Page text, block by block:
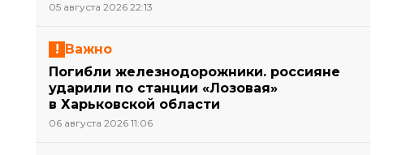
05 августа 2026 22:13
Важно
Погибли железнодорожники. россияне
ударили по станции «Лозовая»
в Харьковской области
06 августа 2026 11:06